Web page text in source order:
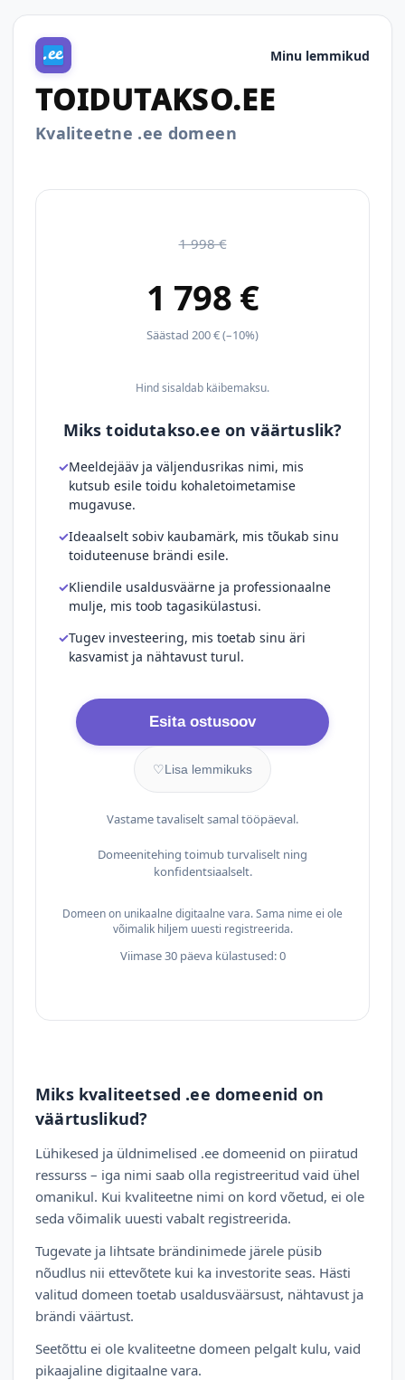
Minu lemmikud
TOIDUTAKSO.EE
Kvaliteetne .ee domeen
1 998 €
1 798 €
Säästad 200 € (–10%)
Hind sisaldab käibemaksu.
Miks toidutakso.ee on väärtuslik?
Meeldejääv ja väljendusrikas nimi, mis
kutsub esile toidu kohaletoimetamise
mugavuse.
Ideaalselt sobiv kaubamärk, mis tõukab sinu
toiduteenuse brändi esile.
Kliendile usaldusväärne ja professionaalne
mulje, mis toob tagasikülastusi.
Tugev investeering, mis toetab sinu äri
kasvamist ja nähtavust turul.
Esita ostusoov
♡Lisa lemmikuks
Vastame tavaliselt samal tööpäeval.
Domeenitehing toimub turvaliselt ning
konfidentsiaalselt.
Domeen on unikaalne digitaalne vara. Sama nime ei ole
võimalik hiljem uuesti registreerida.
Viimase 30 päeva külastused: 0
Miks kvaliteetsed .ee domeenid on
väärtuslikud?
Lühikesed ja üldnimelised .ee domeenid on piiratud
ressurss – iga nimi saab olla registreeritud vaid ühel
omanikul. Kui kvaliteetne nimi on kord võetud, ei ole
seda võimalik uuesti vabalt registreerida.
Tugevate ja lihtsate brändinimede järele püsib
nõudlus nii ettevõtete kui ka investorite seas. Hästi
valitud domeen toetab usaldusväärsust, nähtavust ja
brändi väärtust.
Seetõttu ei ole kvaliteetne domeen pelgalt kulu, vaid
pikaajaline digitaalne vara.